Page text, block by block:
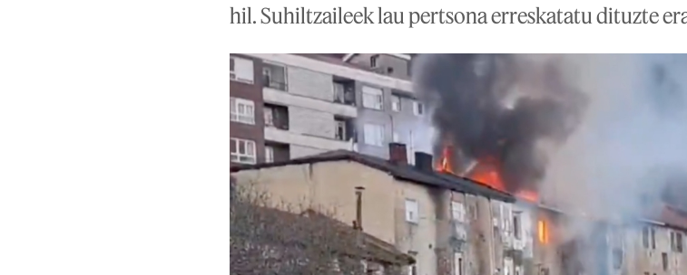
hil. Suhiltzaileek lau pertsona erreskatatu dituzte